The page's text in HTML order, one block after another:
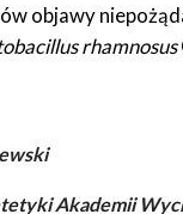
objawy
rhamnosus
Akademii